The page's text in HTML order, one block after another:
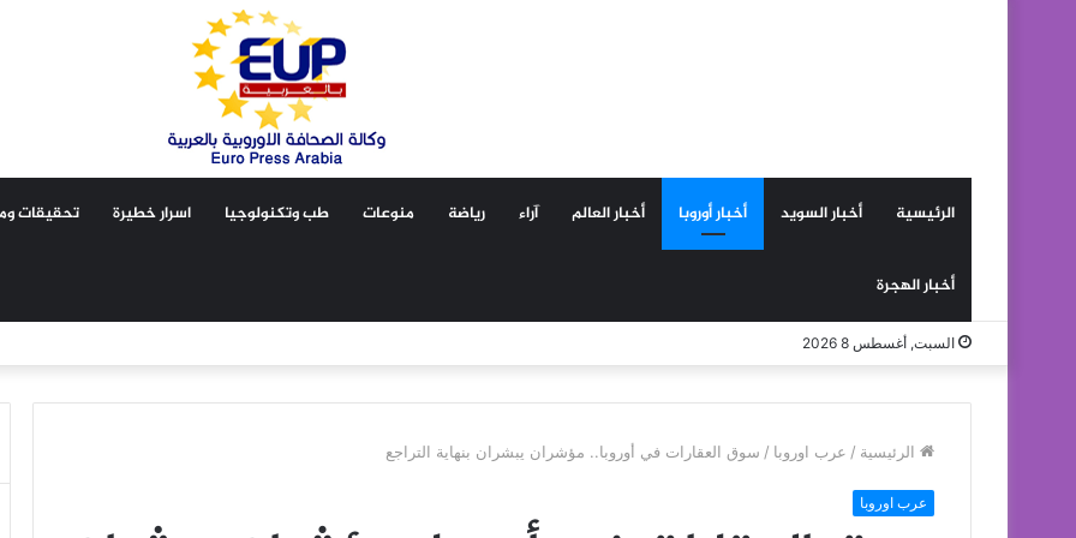
الرئيسية أخبار السويد أخبار أوروبا أخبار العالم آراء رياضة منوعات طب وتكنولوجيا اسرار خطيرة تحقيقات
أخبار الهجرة
السبت, أغسطس 8 2026
الرئيسية / عرب اوروبا / سوق العقارات في أوروبا.. مؤشران يبشران بنهاية التراجع
عرب اوروبا